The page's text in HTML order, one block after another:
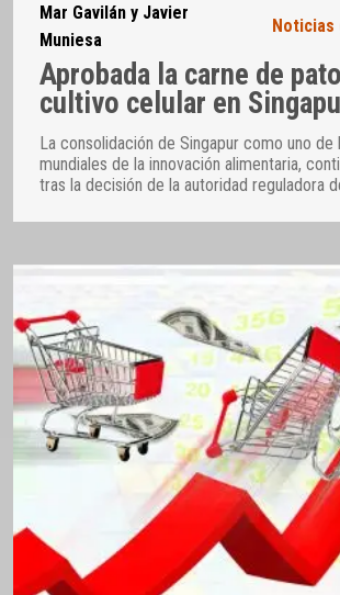
Mar Gavilán y Javier
Muniesa
Aprobada la carne de
cultivo celular en
La consolidación de Singapur como uno
mundiales de la innovación alimentaria,
tras la decisión de la autoridad reguladora